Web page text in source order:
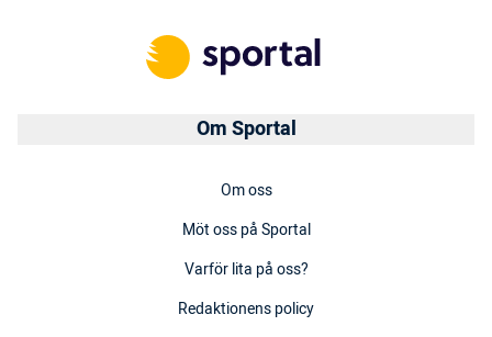
Om Sportal
Om oss
Möt oss på Sportal
Varför lita på oss?
Redaktionens policy